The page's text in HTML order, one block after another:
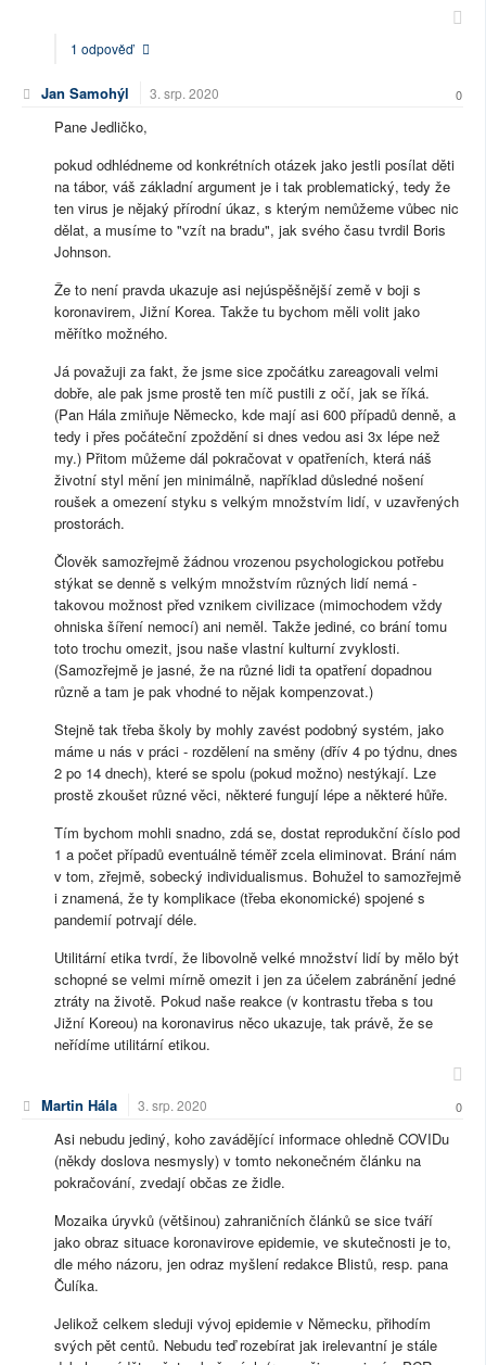
1 odpověď
Jan Samohýl 3. srp. 2020 0
Pane Jedličko,
pokud odhlédneme od konkrétních otázek jako jestli posílat děti
na tábor, váš základní argument je i tak problematický, tedy že
ten virus je nějaký přírodní úkaz, s kterým nemůžeme vůbec nic
dělat, a musíme to "vzít na bradu", jak svého času tvrdil Boris
Johnson.
Že to není pravda ukazuje asi nejúspěšnější země v boji s
koronavirem, Jižní Korea. Takže tu bychom měli volit jako
měřítko možného.
Já považuji za fakt, že jsme sice zpočátku zareagovali velmi
dobře, ale pak jsme prostě ten míč pustili z očí, jak se říká.
(Pan Hála zmiňuje Německo, kde mají asi 600 případů denně, a
tedy i přes počáteční zpoždění si dnes vedou asi 3x lépe než
my.) Přitom můžeme dál pokračovat v opatřeních, která náš
životní styl mění jen minimálně, například důsledné nošení
roušek a omezení styku s velkým množstvím lidí, v uzavřených
prostorách.
Člověk samozřejmě žádnou vrozenou psychologickou potřebu
stýkat se denně s velkým množstvím různých lidí nemá -
takovou možnost před vznikem civilizace (mimochodem vždy
ohniska šíření nemocí) ani neměl. Takže jediné, co brání tomu
toto trochu omezit, jsou naše vlastní kulturní zvyklosti.
(Samozřejmě je jasné, že na různé lidi ta opatření dopadnou
různě a tam je pak vhodné to nějak kompenzovat.)
Stejně tak třeba školy by mohly zavést podobný systém, jako
máme u nás v práci - rozdělení na směny (dřív 4 po týdnu, dnes
2 po 14 dnech), které se spolu (pokud možno) nestýkají. Lze
prostě zkoušet různé věci, některé fungují lépe a některé hůře.
Tím bychom mohli snadno, zdá se, dostat reprodukční číslo pod
1 a počet případů eventuálně téměř zcela eliminovat. Brání nám
v tom, zřejmě, sobecký individualismus. Bohužel to samozřejmě
i znamená, že ty komplikace (třeba ekonomické) spojené s
pandemií potrvají déle.
Utilitární etika tvrdí, že libovolně velké množství lidí by mělo být
schopné se velmi mírně omezit i jen za účelem zabránění jedné
ztráty na životě. Pokud naše reakce (v kontrastu třeba s tou
Jižní Koreou) na koronavirus něco ukazuje, tak právě, že se
neřídíme utilitární etikou.
Martin Hála 3. srp. 2020 0
Asi nebudu jediný, koho zavádějící informace ohledně COVIDu
(někdy doslova nesmysly) v tomto nekonečném článku na
pokračování, zvedají občas ze židle.
Mozaika úryvků (většinou) zahraničních článků se sice tváří
jako obraz situace koronavirove epidemie, ve skutečnosti je to,
dle mého názoru, jen odraz myšlení redakce Blistů, resp. pana
Čulíka.
Jelikož celkem sleduji vývoj epidemie v Německu, přihodím
svých pět centů. Nebudu teď rozebírat jak irelevantní je stále